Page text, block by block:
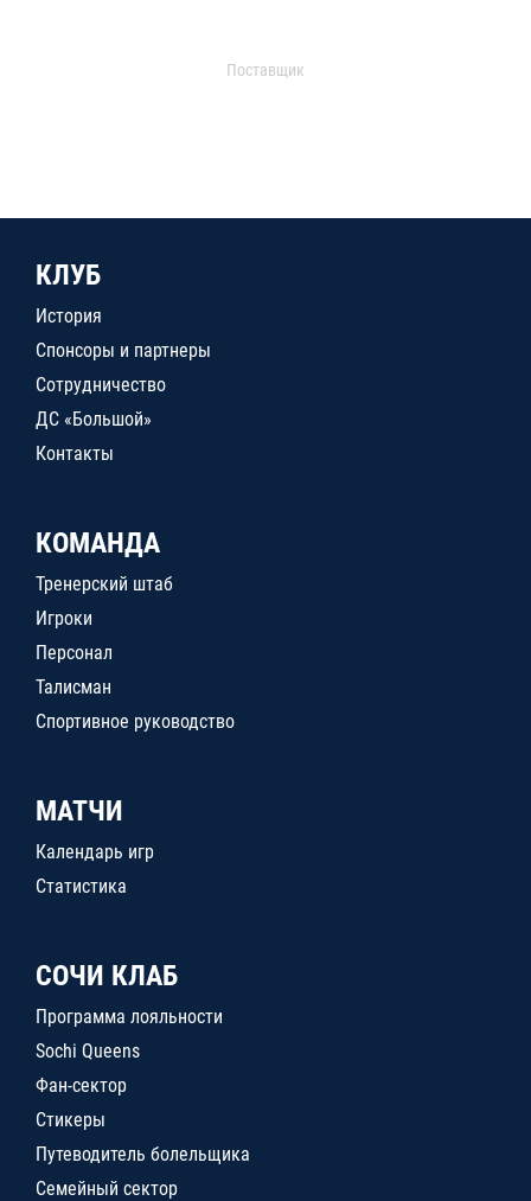
Поставщик
КЛУБ
История
Спонсоры и партнеры
Сотрудничество
ДС «Большой»
Контакты
КОМАНДА
Тренерский штаб
Игроки
Персонал
Талисман
Спортивное руководство
МАТЧИ
Календарь игр
Статистика
СОЧИ КЛАБ
Программа лояльности
Sochi Queens
Фан-сектор
Стикеры
Путеводитель болельщика
Семейный сектор